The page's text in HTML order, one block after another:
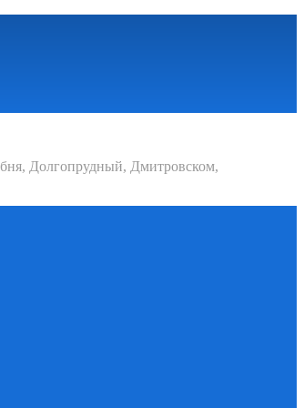
Долгопрудный, Дмитровском,